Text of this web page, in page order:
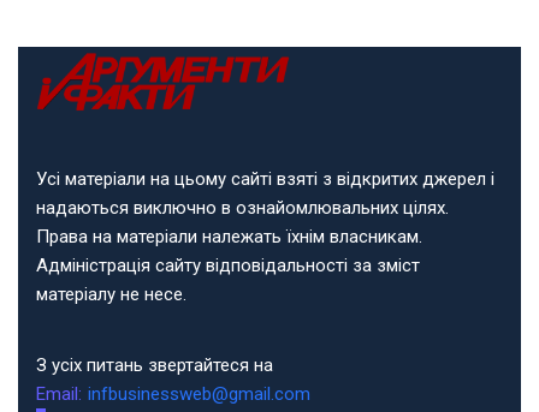
Усі матеріали на цьому сайті взяті з відкритих джерел і
надаються виключно в ознайомлювальних цілях.
Права на матеріали належать їхнім власникам.
Адміністрація сайту відповідальності за зміст
матеріалу не несе.
З усіх питань звертайтеся на
Email: infbusinessweb@gmail.com